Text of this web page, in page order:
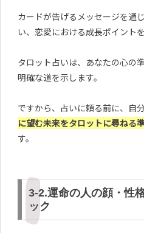
カードが告げるメッセージを通
い、恋愛における成長ポイント
タロット占いは、あなたの心の
明確な道を示します。
ですから、占いに頼る前に、自
に望む未来をタロットに尋ねる
す。
3-2.運命の人の顔・性
ック